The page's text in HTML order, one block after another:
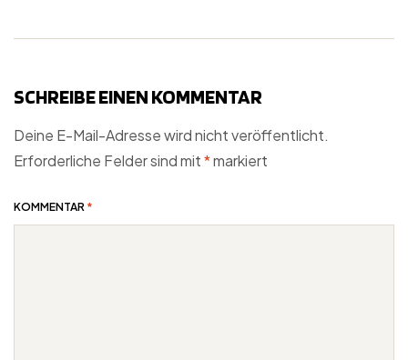
SCHREIBE EINEN KOMMENTAR
Deine E-Mail-Adresse wird nicht veröffentlicht.
Erforderliche Felder sind mit*markiert
KOMMENTAR *